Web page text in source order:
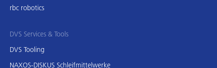
rbc robotics
DVS Services & Tools
DVS Tooling
NAXOS-DISKUS Schleifmittelwerke